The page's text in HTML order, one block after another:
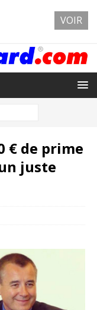
€ de prime
juste
VOIR